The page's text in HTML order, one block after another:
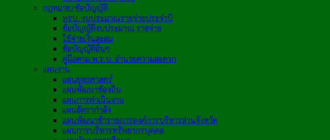
กฎหมาย/ข้อบัญญัติ
พรบ. งบประมาณรายจ่ายประจำปี
ข้อบัญญัติงบประมาณ รายจ่าย
ใช้จ่ายเงินสะสม
ข้อบัญญัติอื่นๆ
คู่มือตาม พ.ร.บ. อำนวยความสะดวก
แผนงาน
แผนยุทธศาสตร์
แผนพัฒนาท้องถิ่น
แผนการดำเนินงาน
แผนอัตรากำลัง
แผนพัฒนาข้าราชการองค์การบริหารส่วนจังหวัด
แผนการบริหารทรัพยากรบุคคล